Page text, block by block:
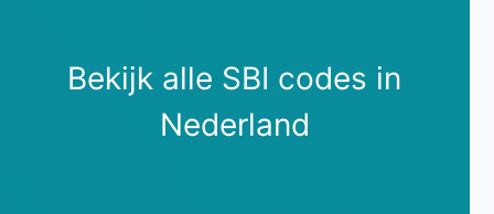
Bekijk alle SBI codes in
Nederland